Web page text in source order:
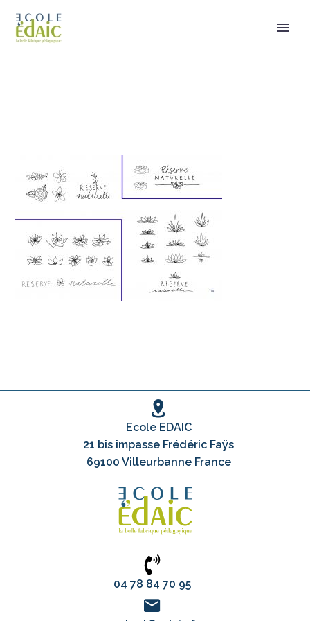
Ecole EDAIC
21 bis impasse Frédéric Faÿs
69100 Villeurbanne France
04 78 84 70 95